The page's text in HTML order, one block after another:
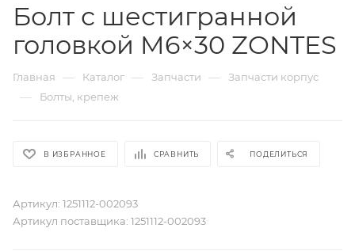
Болт с шестигранной
головкой M6×30 ZONTES
Главная — Каталог — Запчасти — Запчасти корпус
— Болты, крепеж
В ИЗБРАННОЕ СРАВНИТЬ ПОДЕЛИТЬСЯ
Артикул: 1251112-002093
Артикул поставщика: 1251112-002093